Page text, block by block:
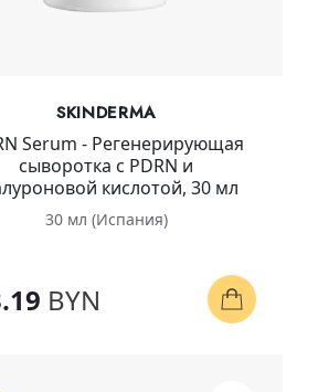
SKINDERMA
Serum - Регенерирующая
сыворотка с PDRN и
кислотой, 30 мл
30 мл (Испания)
BYN